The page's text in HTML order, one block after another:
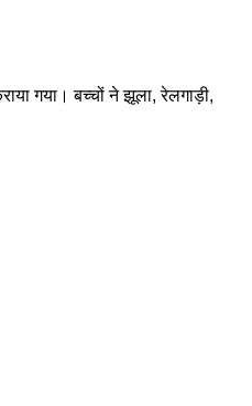
गया। बच्चों ने झूला, रेलगाड़ी,